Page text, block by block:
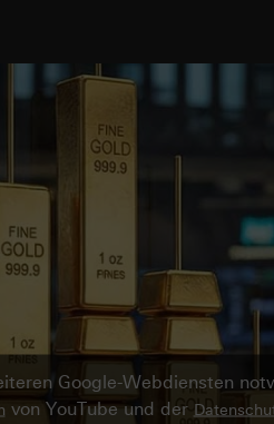
Google-Webdiensten
von YouTube und der